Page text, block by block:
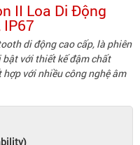
II Loa Di Động
IP67
di động cao cấp, là phiên
với thiết kế đậm chất
với nhiều công nghệ âm